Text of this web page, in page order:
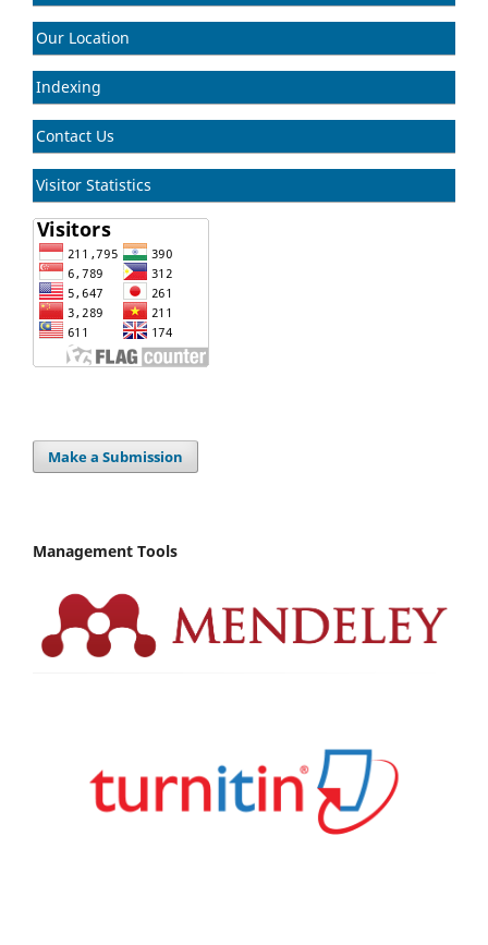
Our Location
Indexing
Contact Us
Visitor Statistics
Make a Submission
Management Tools